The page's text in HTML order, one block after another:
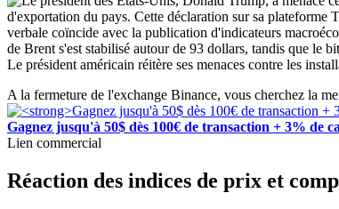
Le président américain réitère ses menaces contre les
A la fermeture de l'exchange Binance, vous cherchez la
Gagnez jusqu'à 50$ dès 100€ de transaction + 3% de
Lien commercial
Réaction des indices de prix et